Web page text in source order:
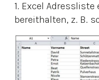
1. Excel
bereithalten, z. B.